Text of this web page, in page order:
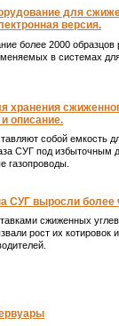
для
версия.
более 2000
в системах
хранения
описание.
собой емкость
СУГ под избыточным
газопроводы.
СУГ выросли более
сжиженных
рост их котировок